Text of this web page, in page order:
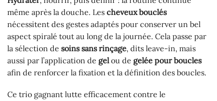
même après la douche. Les cheveux bouclés
nécessitent des gestes adaptés pour conserver un bel
aspect spiralé tout au long de la journée. Cela passe par
la sélection de soins sans rinçage, dits leave-in, mais
aussi par l’application de gelou de gelée pour boucles
afin de renforcer la fixation et la définition des boucles.
Ce trio gagnant lutte efficacement contre le